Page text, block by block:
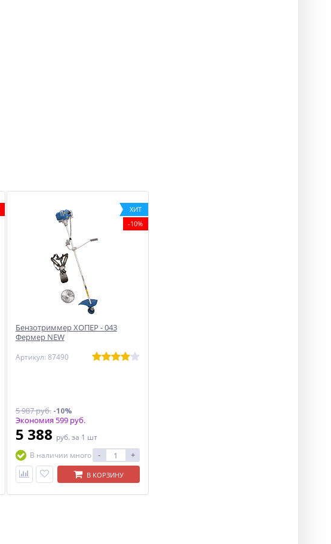
ХИТ
-10%
Бензотриммер ХОПЕР - 043
Фермер NEW
Артикул: 87490
5 987 руб.-10%
Экономия 599 руб.
5 388 руб. за 1 шт
В наличии много
- +
В КОРЗИНУ